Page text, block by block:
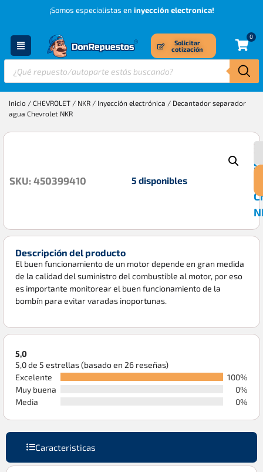
¡Somos especialistas en inyección electronica!
Solicitar
cotización
0
Inicio / CHEVROLET / NKR / Inyección electrónica / Decantador separador
agua Chevrolet NKR
SKU: 450399410 5 disponibles
Descripción del producto
El buen funcionamiento de un motor depende en gran medida
de la calidad del suministro del combustible al motor, por eso
es importante monitorear el buen funcionamiento de la
bombín para evitar varadas inoportunas.
5,0
5,0 de 5 estrellas (basado en 26 reseñas)
Excelente
100%
Muy buena
0%
Media
0%
Caracteristicas